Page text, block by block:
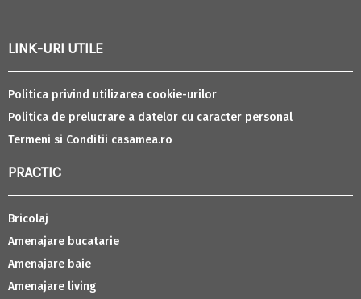
LINK-URI UTILE
Politica privind utilizarea cookie-urilor
Politica de prelucrare a datelor cu caracter personal
Termeni si Conditii casamea.ro
PRACTIC
Bricolaj
Amenajare bucatarie
Amenajare baie
Amenajare living